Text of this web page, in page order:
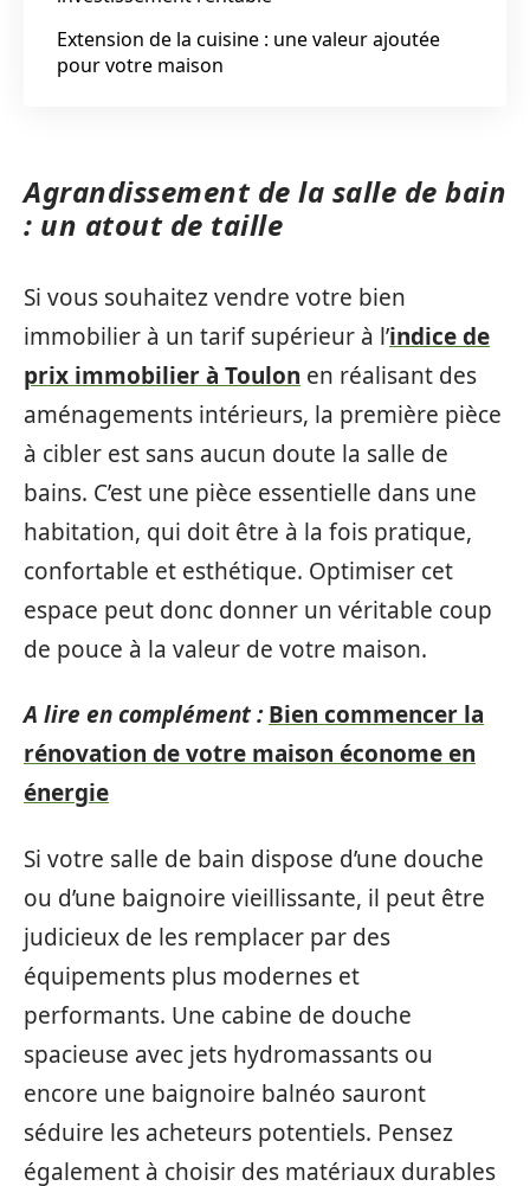
Extension de la cuisine : une valeur ajoutée
pour votre maison
Agrandissement de la salle de bain
: un atout de taille
Si vous souhaitez vendre votre bien
immobilier à un tarif supérieur à l’indice de
prix immobilier à Toulon en réalisant des
aménagements intérieurs, la première pièce
à cibler est sans aucun doute la salle de
bains. C’est une pièce essentielle dans une
habitation, qui doit être à la fois pratique,
confortable et esthétique. Optimiser cet
espace peut donc donner un véritable coup
de pouce à la valeur de votre maison.
A lire en complément : Bien commencer la
rénovation de votre maison économe en
énergie
Si votre salle de bain dispose d’une douche
ou d’une baignoire vieillissante, il peut être
judicieux de les remplacer par des
équipements plus modernes et
performants. Une cabine de douche
spacieuse avec jets hydromassants ou
encore une baignoire balnéo sauront
séduire les acheteurs potentiels. Pensez
également à choisir des matériaux durables